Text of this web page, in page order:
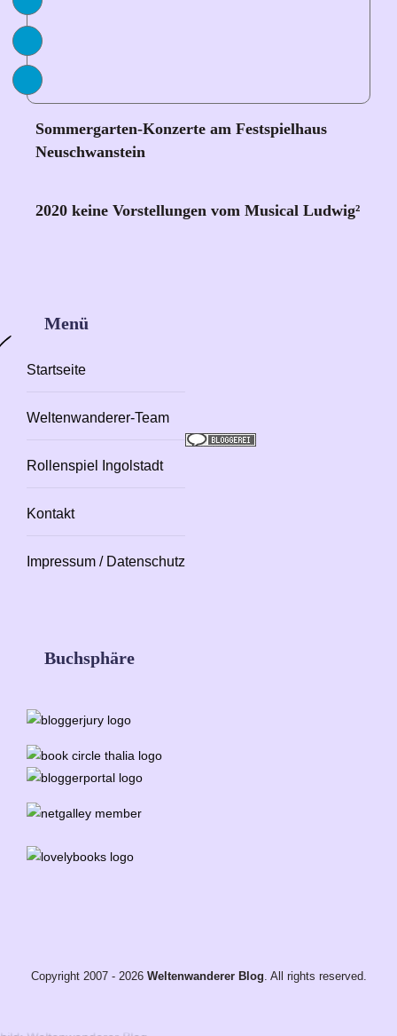
Sommergarten-Konzerte am Festspielhaus
Neuschwanstein
2020 keine Vorstellungen vom Musical Ludwig²
Menü
Startseite
Weltenwanderer-Team
Rollenspiel Ingolstadt
Kontakt
Impressum / Datenschutz
Buchsphäre
Copyright 2007 - 2026 Weltenwanderer Blog . All rights reserved.